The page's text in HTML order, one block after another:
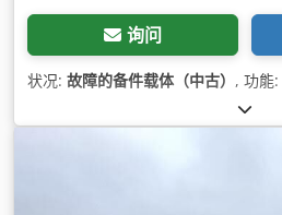
询问
状况: 故障的备件载体（中古） , 功能: